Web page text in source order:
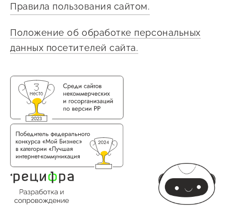
Правила пользования сайтом.
Положение об обработке персональных
данных посетителей сайта.